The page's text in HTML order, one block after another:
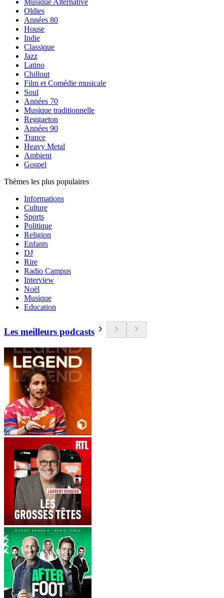
Musique Alternative
Oldies
Années 80
House
Indie
Classique
Jazz
Latino
Chillout
Film et Comédie musicale
Soul
Années 70
Musique traditionnelle
Reggaeton
Années 90
Trance
Heavy Metal
Ambient
Gospel
Thèmes les plus populaires
Informations
Culture
Sports
Politique
Religion
Enfants
DJ
Rire
Radio Campus
Interview
Noël
Musique
Education
Les meilleurs podcasts